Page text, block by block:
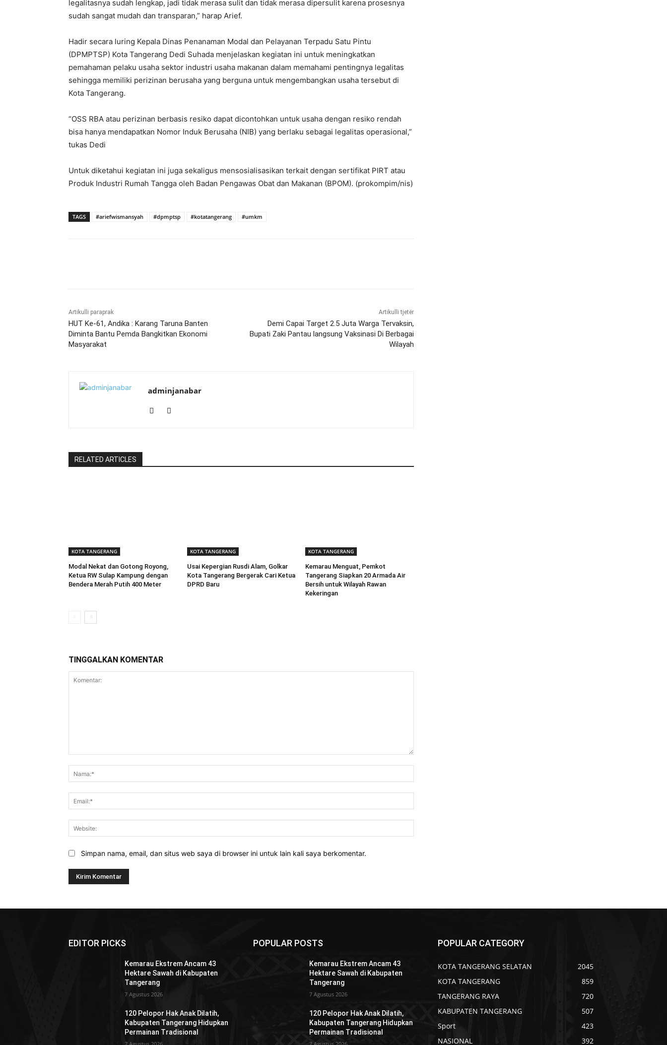
legalitasnya sudah lengkap, jadi tidak merasa sulit dan tidak merasa dipersulit karena prosesnya
sudah sangat mudah dan transparan,” harap Arief.
Hadir secara luring Kepala Dinas Penanaman Modal dan Pelayanan Terpadu Satu Pintu
(DPMPTSP) Kota Tangerang Dedi Suhada menjelaskan kegiatan ini untuk meningkatkan
pemahaman pelaku usaha sektor industri usaha makanan dalam memahami pentingnya legalitas
sehingga memiliki perizinan berusaha yang berguna untuk mengembangkan usaha tersebut di
Kota Tangerang.
“OSS RBA atau perizinan berbasis resiko dapat dicontohkan untuk usaha dengan resiko rendah
bisa hanya mendapatkan Nomor Induk Berusaha (NIB) yang berlaku sebagai legalitas operasional,”
tukas Dedi
Untuk diketahui kegiatan ini juga sekaligus mensosialisasikan terkait dengan sertifikat PIRT atau
Produk Industri Rumah Tangga oleh Badan Pengawas Obat dan Makanan (BPOM). (prokompim/nis)
TAGS #ariefwismansyah #dpmptsp #kotatangerang #umkm
Artikulli paraprak
HUT Ke-61, Andika : Karang Taruna Banten
Diminta Bantu Pemda Bangkitkan Ekonomi
Masyarakat
Artikulli tjetër
Demi Capai Target 2.5 Juta Warga Tervaksin,
Bupati Zaki Pantau langsung Vaksinasi Di Berbagai
Wilayah
adminjanabar
RELATED ARTICLES
KOTA TANGERANG
Modal Nekat dan Gotong Royong,
Ketua RW Sulap Kampung dengan
Bendera Merah Putih 400 Meter
KOTA TANGERANG
Usai Kepergian Rusdi Alam, Golkar
Kota Tangerang Bergerak Cari Ketua
DPRD Baru
KOTA TANGERANG
Kemarau Menguat, Pemkot
Tangerang Siapkan 20 Armada Air
Bersih untuk Wilayah Rawan
Kekeringan
TINGGALKAN KOMENTAR
Simpan nama, email, dan situs web saya di browser ini untuk lain kali saya berkomentar.
EDITOR PICKS
Kemarau Ekstrem Ancam 43
Hektare Sawah di Kabupaten
Tangerang
7 Agustus 2026
120 Pelopor Hak Anak Dilatih,
Kabupaten Tangerang Hidupkan
Permainan Tradisional
POPULAR POSTS
Kemarau Ekstrem Ancam 43
Hektare Sawah di Kabupaten
Tangerang
7 Agustus 2026
120 Pelopor Hak Anak Dilatih,
Kabupaten Tangerang Hidupkan
Permainan Tradisional
POPULAR CATEGORY
KOTA TANGERANG SELATAN
2045
KOTA TANGERANG
859
TANGERANG RAYA
720
KABUPATEN TANGERANG
507
Sport
423
NASIONAL
392